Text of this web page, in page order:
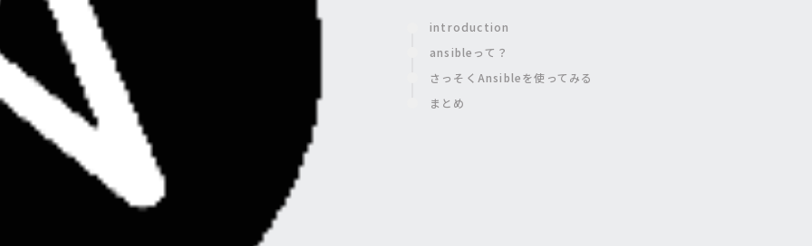
introduction
ansibleって？
さっそくAnsibleを使ってみる
まとめ